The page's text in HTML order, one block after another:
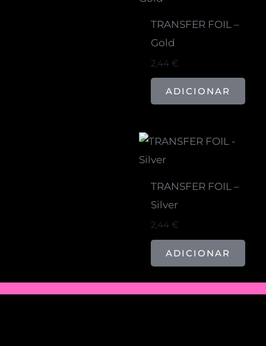
TRANSFER FOIL –
Gold
2,44 €
ADICIONAR
TRANSFER FOIL –
Silver
2,44 €
ADICIONAR